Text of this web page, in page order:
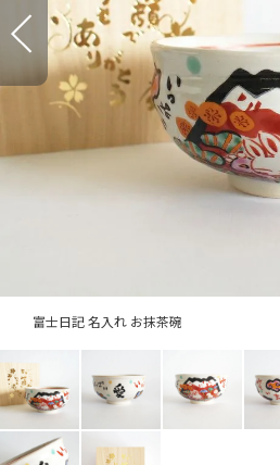
富士日記 名入れ お抹茶碗